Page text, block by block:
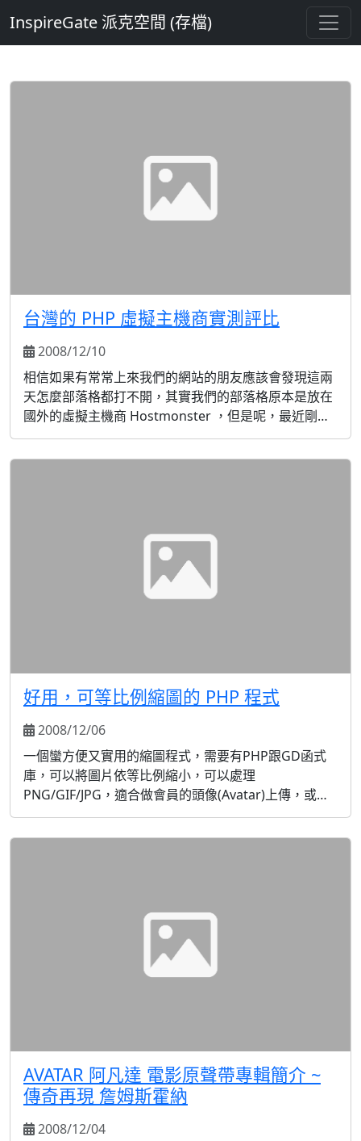
InspireGate 派克空間 (存檔)
台灣的 PHP 虛擬主機商實測評比
2008/12/10
相信如果有常常上來我們的網站的朋友應該會發現這兩
天怎麼部落格都打不開，其實我們的部落格原本是放在
國外的虛擬主機商 Hostmonster ，但是呢，最近剛好
公司原本在 捕夢網 租用了 5 年的 JAVA 主機到期了，而
之前的 JSP 目前也沒有在使用了，因此重新尋找可以執
好用，可等比例縮圖的 PHP 程式
2008/12/06
一個蠻方便又實用的縮圖程式，需要有PHP跟GD函式
庫，可以將圖片依等比例縮小，可以處理
PNG/GIF/JPG，適合做會員的頭像(Avatar)上傳，或者
是相簿的縮圖，優點是避免網友上傳的圖片太大將版型
撐開，也可以縮小圖片的尺寸，加快網頁瀏覽的速度！
AVATAR 阿凡達 電影原聲帶專輯簡介 ~
傳奇再現 詹姆斯霍納
2008/12/04